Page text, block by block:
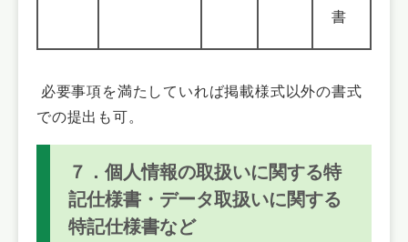
書
必要事項を満たしていれば掲載様式以外の書式
での提出も可。
７．個人情報の取扱いに関する特
記仕様書・データ取扱いに関する
特記仕様書など